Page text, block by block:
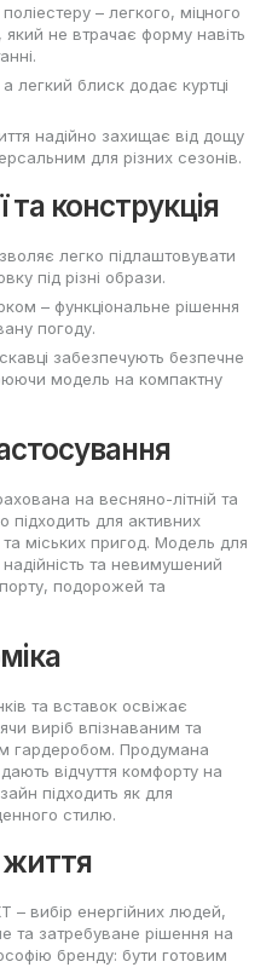
– легкого, міцного
який не втрачає форму навіть
легкий блиск додає куртці
надійно захищає від дощу
для різних сезонів.
та конструкція
легко підлаштовувати
під різні образи.
– функціональне рішення
погоду.
забезпечують безпечне
модель на компактну
на весняно-літній та
підходить для активних
міських пригод. Модель для
надійність та невимушений
подорожей та
та вставок освіжає
виріб впізнаваним та
гардеробом. Продумана
відчуття комфорту на
підходить як для
стилю.
життя
– вибір енергійних людей,
та затребуване рішення на
бренду: бути готовим